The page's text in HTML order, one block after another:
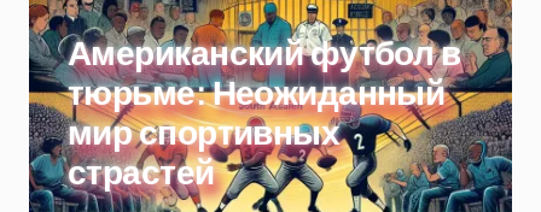
Американский футбол в
тюрьме: Неожиданный
мир спортивных
страстей